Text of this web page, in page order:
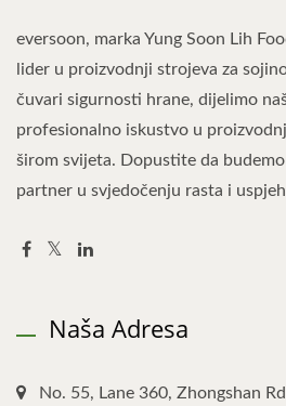
eversoon, marka Yung Soon Lih
lider u proizvodnji strojeva za
čuvari sigurnosti hrane, dijelimo
profesionalno iskustvo u
širom svijeta. Dopustite da
partner u svjedočenju rasta i
Naša Adresa
No. 55, Lane 360, Zhongshan